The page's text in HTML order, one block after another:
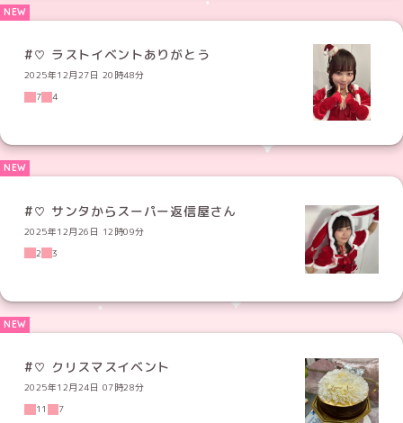
#♡ ラストイベントありがとう
2025年12月27日 20時48分
7
4
#♡ サンタからスーパー返信屋さん
2025年12月26日 12時09分
2
3
#♡ クリスマスイベント
2025年12月24日 07時28分
11
7